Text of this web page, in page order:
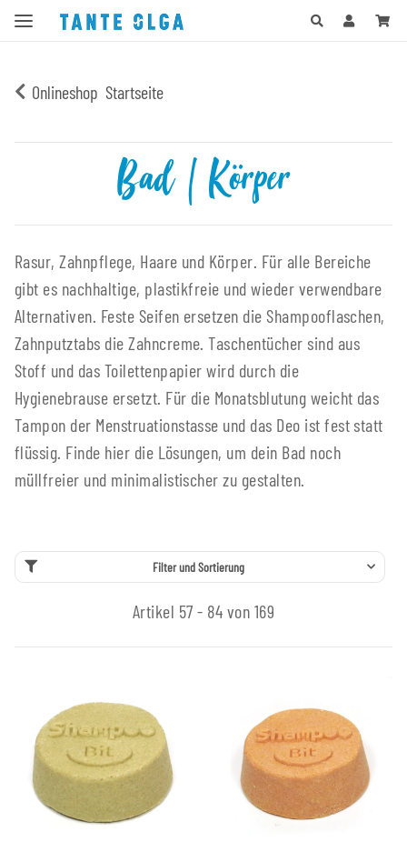
Onlineshop Startseite
Bad | Körper
Rasur, Zahnpflege, Haare und Körper. Für alle Bereiche
gibt es nachhaltige, plastikfreie und wieder verwendbare
Alternativen. Feste Seifen ersetzen die Shampooflaschen,
Zahnputztabs die Zahncreme. Taschentücher sind aus
Stoff und das Toilettenpapier wird durch die
Hygienebrause ersetzt. Für die Monatsblutung weicht das
Tampon der Menstruationstasse und das Deo ist fest statt
flüssig. Finde hier die Lösungen, um dein Bad noch
müllfreier und minimalistischer zu gestalten.
Filter und Sortierung
Artikel 57 - 84 von 169